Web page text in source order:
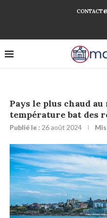
Pays le plus chaud
température bat des
Publié le : 26 août 2024